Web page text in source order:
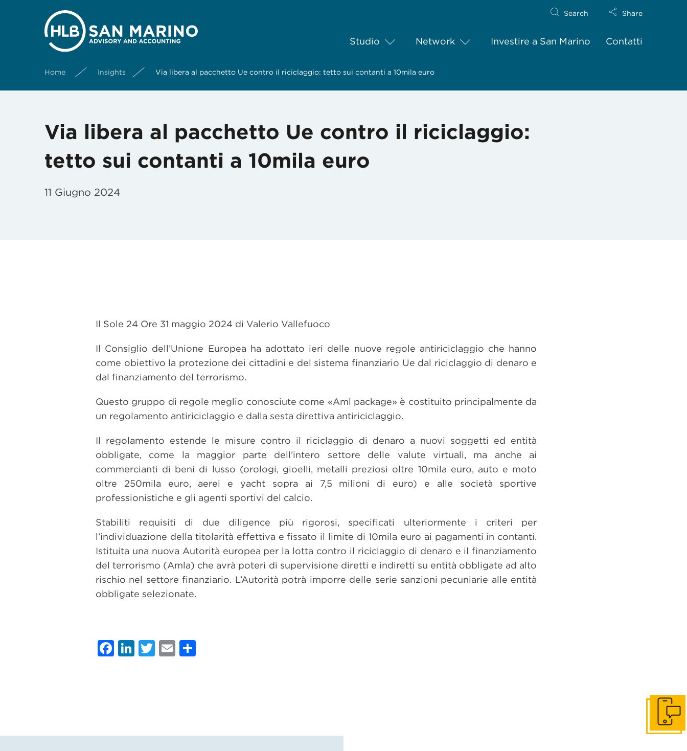
Studio Network Investire a San Marino Contatti
Search Share
Home Insights Via libera al pacchetto Ue contro il riciclaggio: tetto sui contanti a 10mila euro
Via libera al pacchetto Ue contro il riciclaggio:
tetto sui contanti a 10mila euro
11 Giugno 2024
Il Sole 24 Ore 31 maggio 2024 di Valerio Vallefuoco
Il Consiglio dell’Unione Europea ha adottato ieri delle nuove regole antiriciclaggio che hanno
come obiettivo la protezione dei cittadini e del sistema finanziario Ue dal riciclaggio di denaro e
dal finanziamento del terrorismo.
Questo gruppo di regole meglio conosciute come «Aml package» è costituito principalmente da
un regolamento antiriciclaggio e dalla sesta direttiva antiriciclaggio.
Il regolamento estende le misure contro il riciclaggio di denaro a nuovi soggetti ed entità
obbligate, come la maggior parte dell’intero settore delle valute virtuali, ma anche ai
commercianti di beni di lusso (orologi, gioelli, metalli preziosi oltre 10mila euro, auto e moto
oltre 250mila euro, aerei e yacht sopra ai 7,5 milioni di euro) e alle società sportive
professionistiche e gli agenti sportivi del calcio.
Stabiliti requisiti di due diligence più rigorosi, specificati ulteriormente i criteri per
l’individuazione della titolarità effettiva e fissato il limite di 10mila euro ai pagamenti in contanti.
Istituita una nuova Autorità europea per la lotta contro il riciclaggio di denaro e il finanziamento
del terrorismo (Amla) che avrà poteri di supervisione diretti e indiretti su entità obbligate ad alto
rischio nel settore finanziario. L’Autorità potrà imporre delle serie sanzioni pecuniarie alle entità
obbligate selezionate.
Facebook
LinkedIn
Twitter
Email
Get in